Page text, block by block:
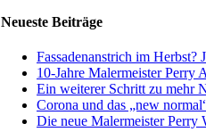
Neueste Beiträge
Fassadenanstrich im Herbst?
10-Jahre Malermeister Perry
Ein weiterer Schritt zu mehr
Corona und das „new
Die neue Malermeister Perry